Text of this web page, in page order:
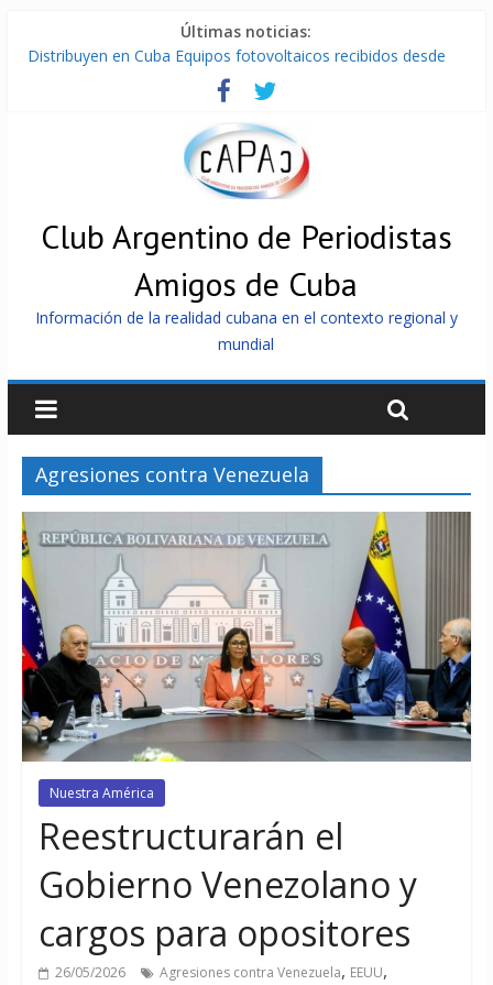
Últimas noticias:
Distribuyen en Cuba Equipos fotovoltaicos recibidos desde
La ONU condena medidas de EE.UU contra Cuba
Cuba alerta sobre doctrina militar de dominación de EEUU
Nuevas sanciones de EEUU contra Cuba apuntan a la
cooperación militar con Rusia y China
Brutal represión contra los que marchan para que no se
venda la patria
Club Argentino de Periodistas
Amigos de Cuba
Información de la realidad cubana en el contexto regional y
mundial
Agresiones contra Venezuela
Nuestra América
Reestructurarán el
Gobierno Venezolano y
cargos para opositores
26/05/2026 Agresiones contra Venezuela, EEUU,